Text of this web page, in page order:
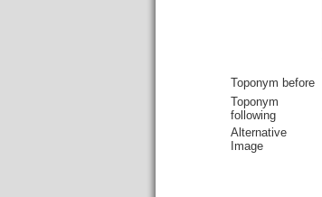
Toponym before
Toponym
following
Alternative
Image